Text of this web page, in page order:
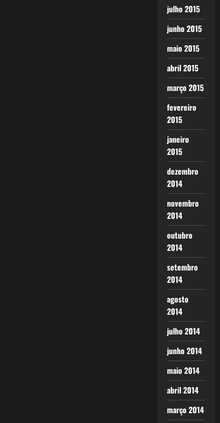
julho 2015
junho 2015
maio 2015
abril 2015
março 2015
fevereiro
2015
janeiro
2015
dezembro
2014
novembro
2014
outubro
2014
setembro
2014
agosto
2014
julho 2014
junho 2014
maio 2014
abril 2014
março 2014